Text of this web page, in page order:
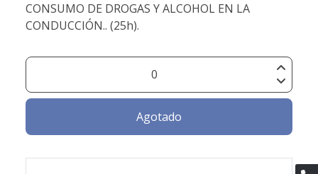
CONSUMO DE DROGAS Y ALCOHOL EN LA
CONDUCCIÓN.. (25h).
Agotado